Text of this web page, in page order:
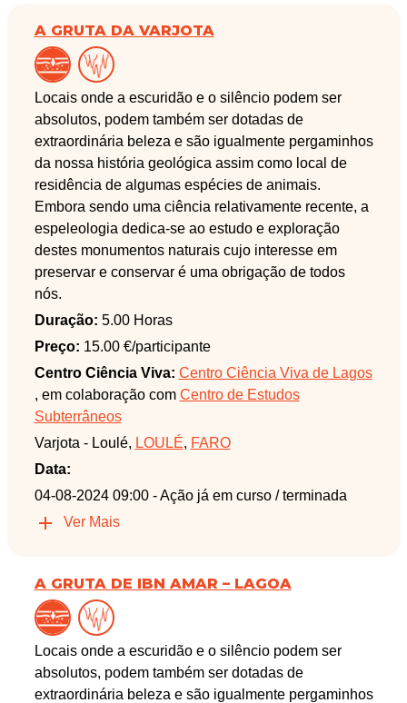
A GRUTA DA VARJOTA
Locais onde a escuridão e o silêncio podem ser
absolutos, podem também ser dotadas de
extraordinária beleza e são igualmente pergaminhos
da nossa história geológica assim como local de
residência de algumas espécies de animais.
Embora sendo uma ciência relativamente recente, a
espeleologia dedica-se ao estudo e exploração
destes monumentos naturais cujo interesse em
preservar e conservar é uma obrigação de todos
nós.
Duração: 5.00 Horas
Preço: 15.00 €/participante
Centro Ciência Viva: Centro Ciência Viva de Lagos
, em colaboração com Centro de Estudos
Subterrâneos
Varjota - Loulé, LOULÉ, FARO
Data:
04-08-2024 09:00 - Ação já em curso / terminada
Ver Mais
A GRUTA DE IBN AMAR – LAGOA
Locais onde a escuridão e o silêncio podem ser
absolutos, podem também ser dotadas de
extraordinária beleza e são igualmente pergaminhos